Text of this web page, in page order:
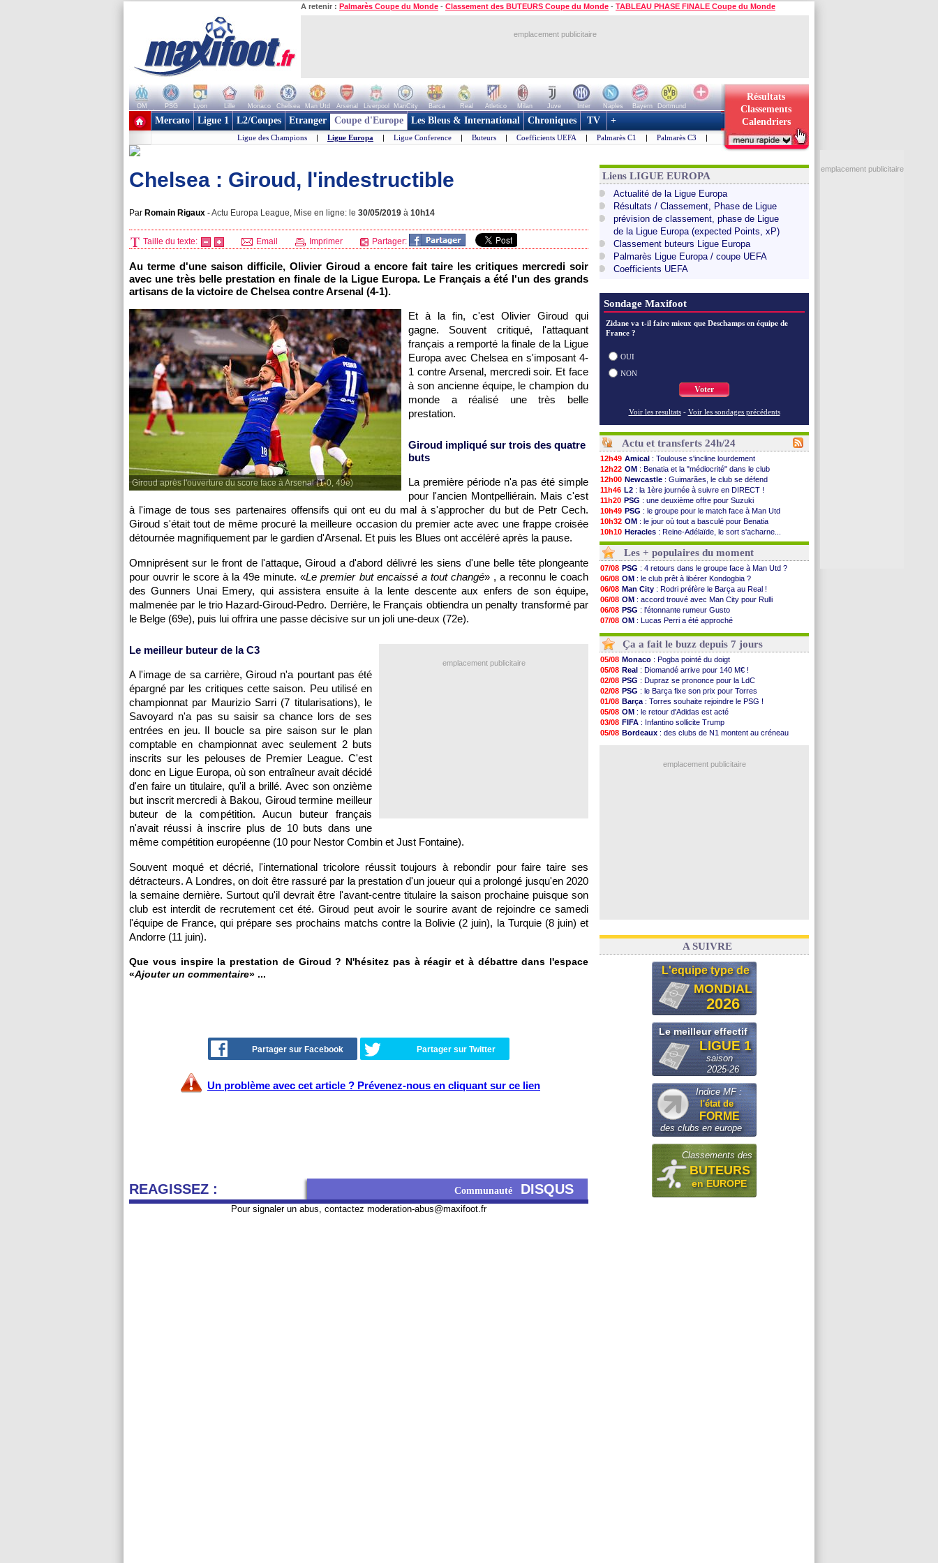
A retenir : Palmarès Coupe du Monde - Classement des BUTEURS Coupe du Monde - TABLEAU PHASE FINALE Coupe du Monde
emplacement publicitaire
OM PSG Lyon Lille Monaco Chelsea Man Utd Arsenal Liverpool ManCity Barca Real Atletico Milan Juve Inter Naples Bayern
Dortmund
+ de clubs
Résultats
Classements
Calendriers
Mercato Ligue 1 L2/Coupes Etranger Coupe d'Europe Les Bleus & International Chroniques TV +
Ligue des Champions | Ligue Europa | Ligue Conference | Buteurs | Coefficients UEFA | Palmarès C1 | Palmarès C3 |
Chelsea : Giroud, l'indestructible
Par Romain Rigaux -Actu Europa League, Mise en ligne: le 30/05/2019 à 10h14
Taille du texte: Email Imprimer Partager:
Au terme d'une saison difficile, Olivier Giroud a encore fait taire les critiques mercredi soir
avec une très belle prestation en finale de la Ligue Europa. Le Français a été l'un des grands
artisans de la victoire de Chelsea contre Arsenal (4-1).
Giroud après l'ouverture du score face à Arsenal (1-0, 49e)
Et à la fin, c'est Olivier Giroud qui
gagne. Souvent critiqué, l'attaquant
français a remporté la finale de la Ligue
Europa avec Chelsea en s'imposant 4-
1 contre Arsenal, mercredi soir. Et face
à son ancienne équipe, le champion du
monde a réalisé une très belle
prestation.
Giroud impliqué sur trois des quatre
buts
La première période n'a pas été simple
pour l'ancien Montpelliérain. Mais c'est
à l'image de tous ses partenaires offensifs qui ont eu du mal à s'approcher du but de Petr Cech.
Giroud s'était tout de même procuré la meilleure occasion du premier acte avec une frappe croisée
détournée magnifiquement par le gardien d'Arsenal. Et puis les Blues ont accéléré après la pause.
Omniprésent sur le front de l'attaque, Giroud a d'abord délivré les siens d'une belle tête plongeante
pour ouvrir le score à la 49e minute. «Le premier but encaissé a tout changé» , a reconnu le coach
des Gunners Unai Emery, qui assistera ensuite à la lente descente aux enfers de son équipe,
malmenée par le trio Hazard-Giroud-Pedro. Derrière, le Français obtiendra un penalty transformé par
le Belge (69e), puis lui offrira une passe décisive sur un joli une-deux (72e).
emplacement publicitaire
Le meilleur buteur de la C3
A l'image de sa carrière, Giroud n'a pourtant pas été
épargné par les critiques cette saison. Peu utilisé en
championnat par Maurizio Sarri (7 titularisations), le
Savoyard n'a pas su saisir sa chance lors de ses
entrées en jeu. Il boucle sa pire saison sur le plan
comptable en championnat avec seulement 2 buts
inscrits sur les pelouses de Premier League. C'est
donc en Ligue Europa, où son entraîneur avait décidé
d'en faire un titulaire, qu'il a brillé. Avec son onzième
but inscrit mercredi à Bakou, Giroud termine meilleur
buteur de la compétition. Aucun buteur français
n'avait réussi à inscrire plus de 10 buts dans une
même compétition européenne (10 pour Nestor Combin et Just Fontaine).
Souvent moqué et décrié, l'international tricolore réussit toujours à rebondir pour faire taire ses
détracteurs. A Londres, on doit être rassuré par la prestation d'un joueur qui a prolongé jusqu'en 2020
la semaine dernière. Surtout qu'il devrait être l'avant-centre titulaire la saison prochaine puisque son
club est interdit de recrutement cet été. Giroud peut avoir le sourire avant de rejoindre ce samedi
l'équipe de France, qui prépare ses prochains matchs contre la Bolivie (2 juin), la Turquie (8 juin) et
Andorre (11 juin).
Que vous inspire la prestation de Giroud ? N'hésitez pas à réagir et à débattre dans l'espace
«Ajouter un commentaire» ...
Partager sur Facebook Partager sur Twitter
Un problème avec cet article ? Prévenez-nous en cliquant sur ce lien
REAGISSEZ : Communauté DISQUS
Pour signaler un abus, contactez moderation-abus@maxifoot.fr
Liens LIGUE EUROPA
Actualité de la Ligue Europa
Résultats / Classement, Phase de Ligue
prévision de classement, phase de Ligue
de la Ligue Europa (expected Points, xP)
Classement buteurs Ligue Europa
Palmarès Ligue Europa / coupe UEFA
Coefficients UEFA
Sondage Maxifoot
Zidane va t-il faire mieux que Deschamps en équipe de
France ?
OUI
NON
Voter
Voir les resultats - Voir les sondages précédents
Actu et transferts 24h/24
12h49 Amical : Toulouse s'incline lourdement
12h22 OM : Benatia et la "médiocrité" dans le club
12h00 Newcastle : Guimarães, le club se défend
11h46 L2 : la 1ère journée à suivre en DIRECT !
11h20 PSG : une deuxième offre pour Suzuki
10h49 PSG : le groupe pour le match face à Man Utd
10h32 OM : le jour où tout a basculé pour Benatia
10h10 Heracles : Reine-Adélaïde, le sort s'acharne...
09h49 Monaco: Mawissa a gravement blessé Uche
09h35
OM: accord avec la Real Sociedad pour Aguerd
09h08 Barça: Araujo va partir en prêt à Liverpool
08h54
OM : Côme pousse pour Gouiri
08h32
Man Utd: le groupe pour défier le PSG
07/08 L3: Caen premier leader
07/08 OM : Højbjerg, son agent maintient le suspense
07/08 OM: Gouiri évoque son avenir
07/08 Leipzig: le transfert d'Asllani tombe à l'eau
07/08 L3: 1ère utilisation du Football Video Support
07/08
OM : Benatia envoie une pique à Longoria
07/08 Villarreal : Al-Ahli veut Pape Gueye
07/08 Lyon : la dernière saison de Fonseca ?
07/08 OM: un nouveau prétendant pour Højbjerg
07/08 Brest : un gardien norvégien en approche ?
07/08 OM: McCourt a versé 120 M€ en 2026
Voir les brèves précédentes
Les + populaires du moment
07/08 PSG : 4 retours dans le groupe face à Man Utd ?
06/08 OM : le club prêt à libérer Kondogbia ?
06/08 Man City : Rodri préfère le Barça au Real !
06/08 OM : accord trouvé avec Man City pour Rulli
06/08 PSG : l'étonnante rumeur Gusto
07/08 OM : Lucas Perri a été approché
06/08
Ouganda: Owori battu à mort à Kampala
Ça a fait le buzz depuis 7 jours
05/08 Monaco : Pogba pointé du doigt
05/08 Real : Diomandé arrive pour 140 M€ !
02/08 PSG : Dupraz se prononce pour la LdC
02/08 PSG : le Barça fixe son prix pour Torres
01/08 Barça : Torres souhaite rejoindre le PSG !
05/08 OM : le retour d'Adidas est acté
03/08 FIFA : Infantino sollicite Trump
05/08 Bordeaux : des clubs de N1 montent au créneau
emplacement publicitaire
A SUIVRE
L'equipe type de
MONDIAL
2026
Le meilleur effectif
LIGUE 1
saison
2025-26
Indice MF :
l'état de
FORME
des clubs en europe
Classements des
BUTEURS
en EUROPE
emplacement publicitaire